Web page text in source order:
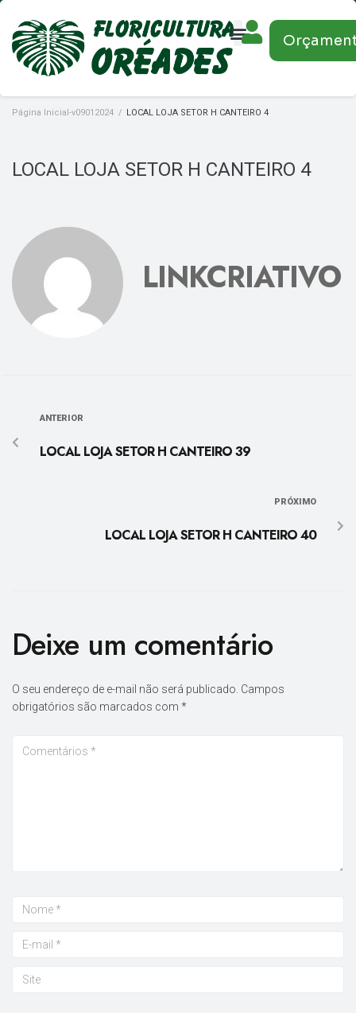
Página Inicial-v09012024 / LOCAL LOJA SETOR H CANTEIRO 4
LOCAL LOJA SETOR H CANTEIRO 4
LINKCRIATIVO
ANTERIOR
LOCAL LOJA SETOR H CANTEIRO 39
PRÓXIMO
LOCAL LOJA SETOR H CANTEIRO 40
Deixe um comentário
O seu endereço de e-mail não será publicado. Campos
obrigatórios são marcados com *